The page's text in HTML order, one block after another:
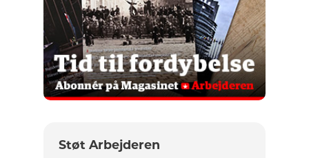
Støt Arbejderen